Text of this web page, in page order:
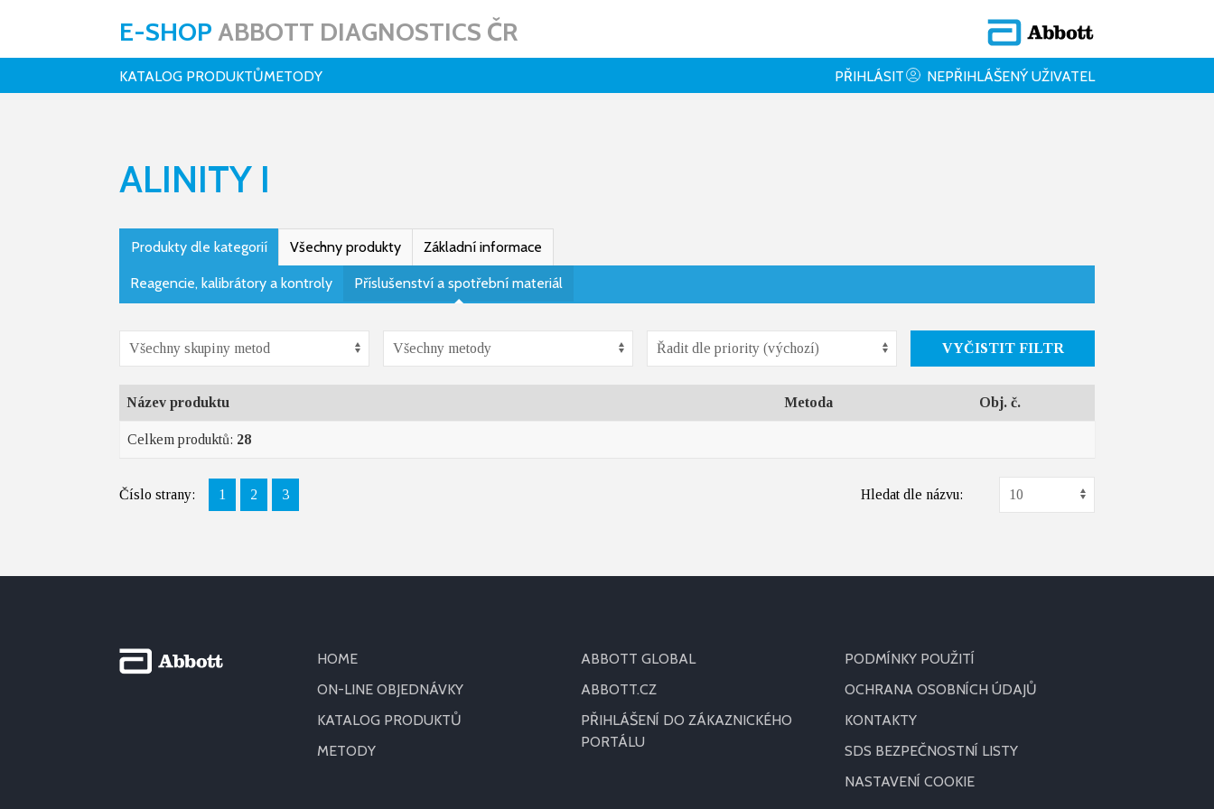
E-SHOP ABBOTT DIAGNOSTICS ČR
KATALOG PRODUKTŮMETODY PŘIHLÁSIT NEPŘIHLÁŠENÝ UŽIVATEL
ALINITY I
Produkty dle kategorií Všechny produkty Základní informace
Reagencie, kalibrátory a kontroly Příslušenství a spotřební materiál
VYČISTIT FILTR
Název produktu Metoda Obj. č.
Celkem produktů: 28
Číslo strany: 1 2 3 Hledat dle názvu:
HOME
ON-LINE OBJEDNÁVKY
KATALOG PRODUKTŮ
METODY
ABBOTT GLOBAL
ABBOTT.CZ
PŘIHLÁŠENÍ DO ZÁKAZNICKÉHO
PORTÁLU
PODMÍNKY POUŽITÍ
OCHRANA OSOBNÍCH ÚDAJŮ
KONTAKTY
SDS BEZPEČNOSTNÍ LISTY
NASTAVENÍ COOKIE